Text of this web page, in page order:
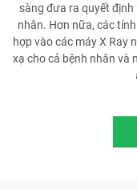
sàng đưa ra quyết
nhân. Hơn nữa, các
hợp vào các máy X Ray
xạ cho cả bệnh nhân và